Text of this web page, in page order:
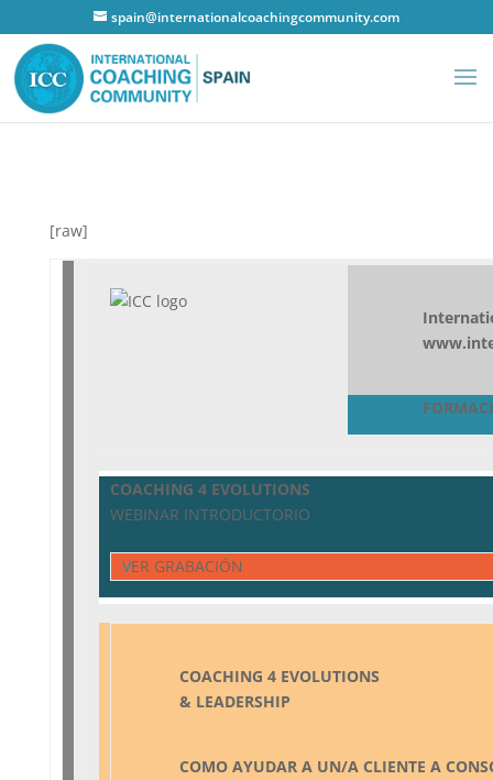
spain@internationalcoachingcommunity.com
[raw]
COACHING 4 EVOLUTIONS
WEBINAR INTRODUCTORIO
VER GRABACIÓN
COACHING 4 EVOLUTIONS
& LEADERSHIP
COMO AYUDAR A UN/A CLIENTE A